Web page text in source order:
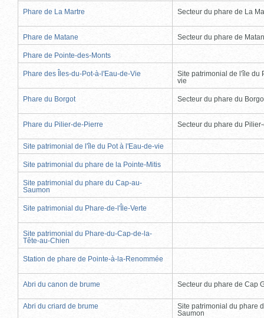
Phare de La Martre Secteur du phare de La
Phare de Matane Secteur du phare de
Phare de Pointe-des-Monts
Phare des Îles-du-Pot-à-l'Eau-de-Vie
Site patrimonial de l'île du
vie
Phare du Borgot Secteur du phare du
Phare du Pilier-de-Pierre Secteur du phare du
Site patrimonial de l'île du Pot à l'Eau-de-vie
Site patrimonial du phare de la Pointe-Mitis
Site patrimonial du phare du Cap-au-
Saumon
Site patrimonial du Phare-de-l'Île-Verte
Site patrimonial du Phare-du-Cap-de-la-
Tête-au-Chien
Station de phare de Pointe-à-la-Renommée
Abri du canon de brume Secteur du phare de Cap
Abri du criard de brume
Site patrimonial du phare
Saumon